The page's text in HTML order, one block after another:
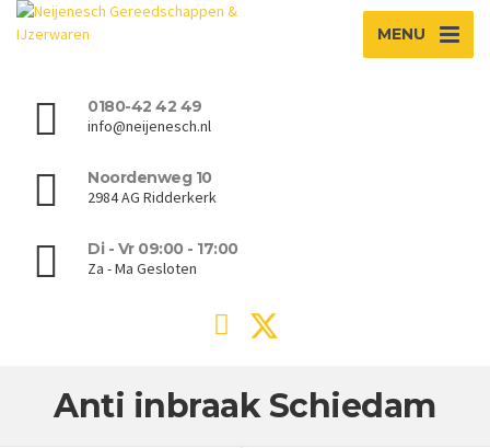
MENU
0180-42 42 49
info@neijenesch.nl
Noordenweg 10
2984 AG Ridderkerk
Di - Vr 09:00 - 17:00
Za - Ma Gesloten
Anti inbraak Schiedam